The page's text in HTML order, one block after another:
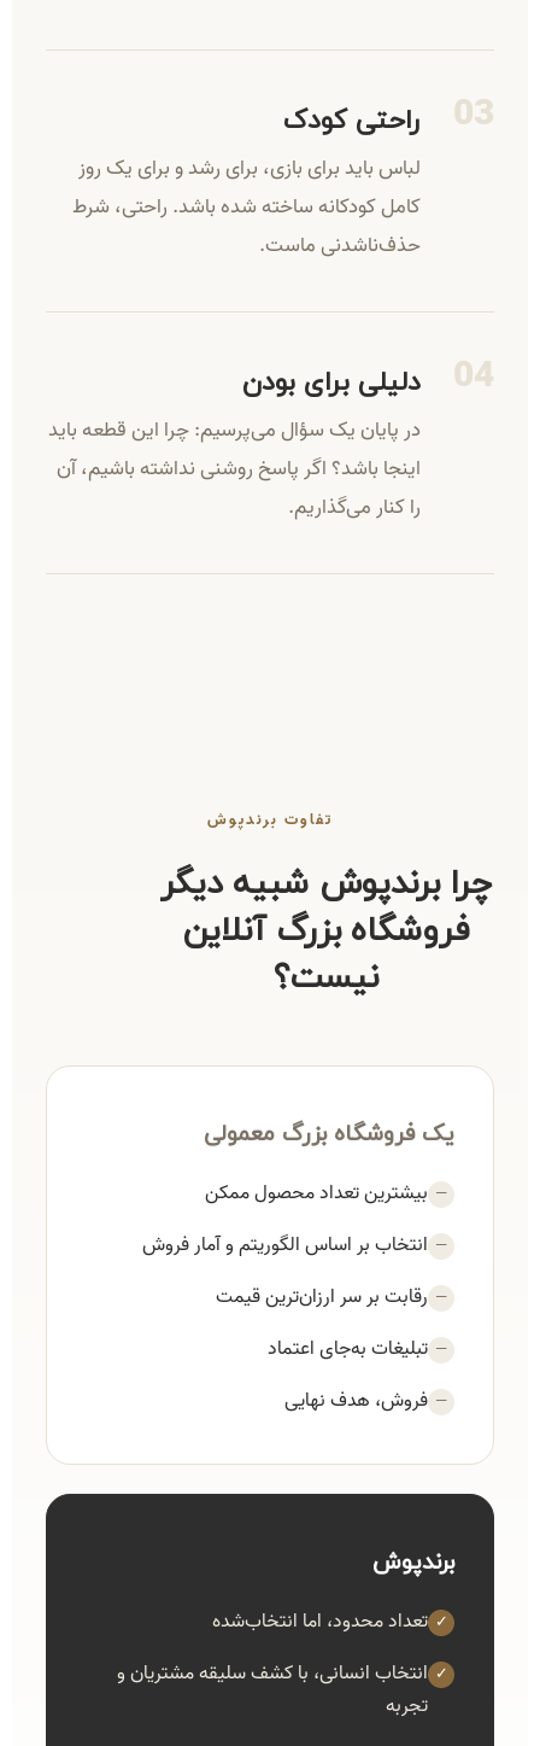
راحتی کودک
لباس باید برای بازی، برای رشد و برای یک روز
کامل کودکانه ساخته شده باشد. راحتی، شرط
حذف‌ناشدنی ماست.
دلیلی برای بودن
در پایان یک سؤال می‌پرسیم: چرا این قطعه باید
اینجا باشد؟ اگر پاسخ روشنی نداشته باشیم، آن
را کنار می‌گذاریم.
تفاوت برندپوش
چرا برندپوش شبیه دیگر
فروشگاه بزرگ آنلاین
نیست؟
یک فروشگاه بزرگ معمولی
— بیشترین تعداد محصول ممکن
— انتخاب بر اساس الگوریتم و آمار فروش
— رقابت بر سر ارزان‌ترین قیمت
— تبلیغات به‌جای اعتماد
— فروش، هدف نهایی
برندپوش
✓ تعداد محدود، اما انتخاب‌شده
✓ انتخاب انسانی، با کشف سلیقه مشتریان و
تجربه